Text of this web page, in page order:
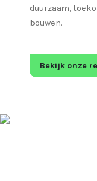
duurzaam,
bouwen.
Bekijk onze